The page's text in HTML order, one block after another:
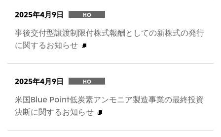
2025年4月9日 HO
事後交付型譲渡制限付株式報酬としての新株式の発行
に関するお知らせ
2025年4月9日 HO
米国Blue Point低炭素アンモニア製造事業の最終投資
決断に関するお知らせ